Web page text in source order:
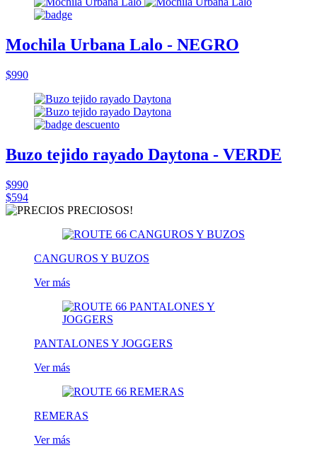
Mochila Urbana Lalo - NEGRO
$990
Buzo tejido rayado Daytona - VERDE
$990
$594
CANGUROS Y BUZOS
Ver más
PANTALONES Y JOGGERS
Ver más
REMERAS
Ver más